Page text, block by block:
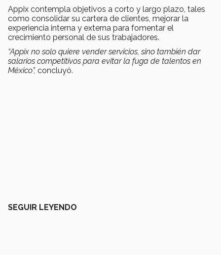
Appix contempla objetivos a corto y largo plazo, tales
como consolidar su cartera de clientes, mejorar la
experiencia interna y externa para fomentar el
crecimiento personal de sus trabajadores.
“Appix no solo quiere vender servicios, sino también dar
salarios competitivos para evitar la fuga de talentos en
México”, concluyó.
SEGUIR LEYENDO